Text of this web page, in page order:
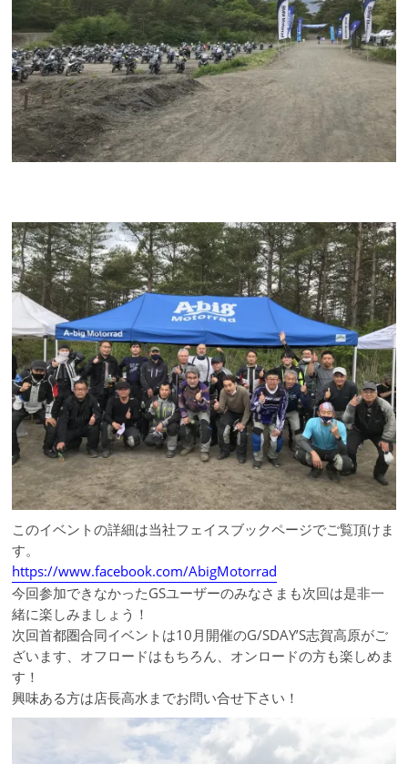
このイベントの詳細は当社フェイスブックページでご覧頂けま
す。
https://www.facebook.com/AbigMotorrad
今回参加できなかったGSユーザーのみなさまも次回は是非一
緒に楽しみましょう！
次回首都圏合同イベントは10月開催のG/SDAY’S志賀高原がご
ざいます、オフロードはもちろん、オンロードの方も楽しめま
す！
興味ある方は店長高水までお問い合せ下さい！